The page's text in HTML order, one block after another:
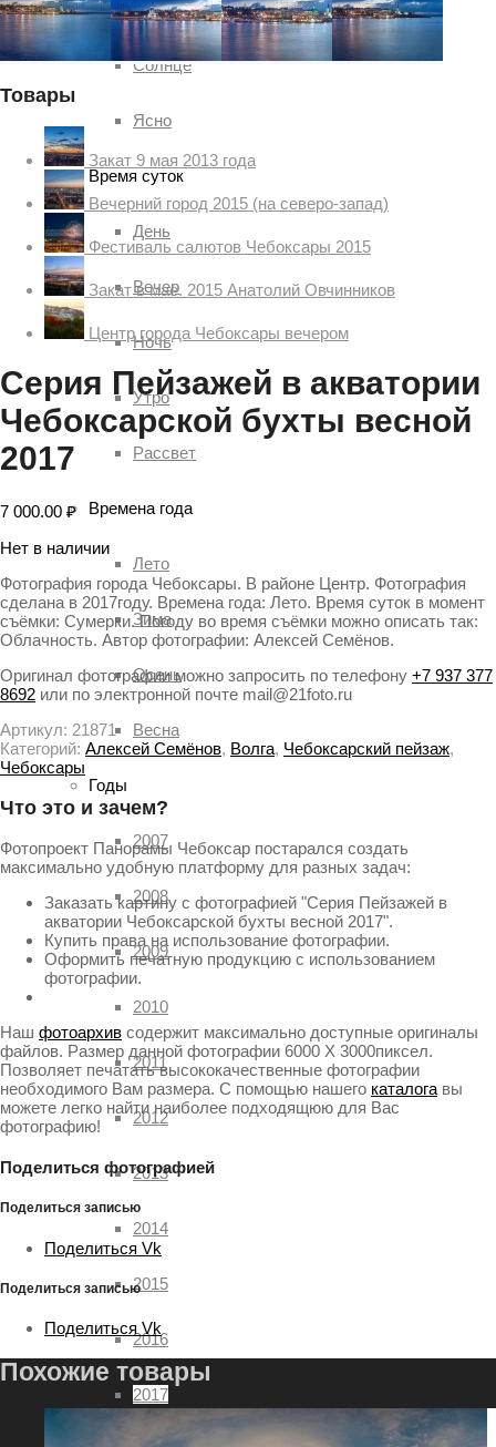
Гроза
Солнце
Ясно
Время суток
День
Вечер
Ночь
Утро
Рассвет
Времена года
Лето
Зима
Осень
Весна
Годы
2007
2008
2009
2010
2011
2012
2013
2014
2015
2016
2017
Товары
Закат 9 мая 2013 года
Вечерний город 2015 (на северо-запад)
Фестиваль салютов Чебоксары 2015
Закат в мае. 2015 Анатолий Овчинников
Центр города Чебоксары вечером
Серия Пейзажей в акватории
Чебоксарской бухты весной
2017
7 000.00 ₽
Нет в наличии
Фотография города Чебоксары. В районе Центр. Фотография
сделана в 2017году. Времена года: Лето. Время суток в момент
съёмки: Сумерки. Погоду во время съёмки можно описать так:
Облачность. Автор фотографии: Алексей Семёнов.
Оригинал фотографии можно запросить по телефону +7 937 377
8692 или по электронной почте mail@21foto.ru
Артикул: 21871
Категорий: Алексей Семёнов, Волга, Чебоксарский пейзаж,
Чебоксары
Что это и зачем?
Фотопроект Панорамы Чебоксар постарался создать
максимально удобную платформу для разных задач:
Заказать картину с фотографией "Серия Пейзажей в
акватории Чебоксарской бухты весной 2017".
Купить права на использование фотографии.
Оформить печатную продукцию с использованием
фотографии.
Наш фотоархив содержит максимально доступные оригиналы
файлов. Размер данной фотографии 6000 X 3000пиксел.
Позволяет печатать высококачественные фотографии
необходимого Вам размера. С помощью нашего каталога вы
можете легко найти наиболее подходящюю для Вас
фотографию!
Поделиться фотографией
Поделиться записью
Поделиться Vk
Поделиться записью
Поделиться Vk
Похожие товары